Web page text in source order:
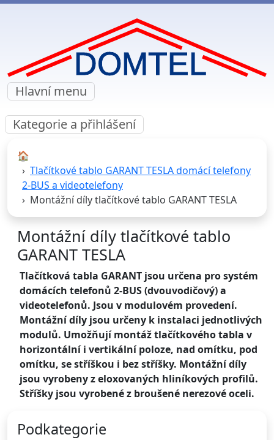
Hlavní menu
Kategorie a přihlášení
🏠︎
Tlačítkové tablo GARANT TESLA domácí telefony
2-BUS a videotelefony
Montážní díly tlačítkové tablo GARANT TESLA
Montážní díly tlačítkové tablo
GARANT TESLA
Tlačítková tabla GARANT jsou určena pro systém
domácích telefonů 2-BUS (dvouvodičový) a
videotelefonů. Jsou v modulovém provedení.
Montážní díly jsou určeny k instalaci jednotlivých
modulů. Umožňují montáž tlačítkového tabla v
horizontální i vertikální poloze, nad omítku, pod
omítku, se stříškou i bez stříšky. Montážní díly
jsou vyrobeny z eloxovaných hliníkových profilů.
Stříšky jsou vyrobené z broušené nerezové oceli.
Podkategorie